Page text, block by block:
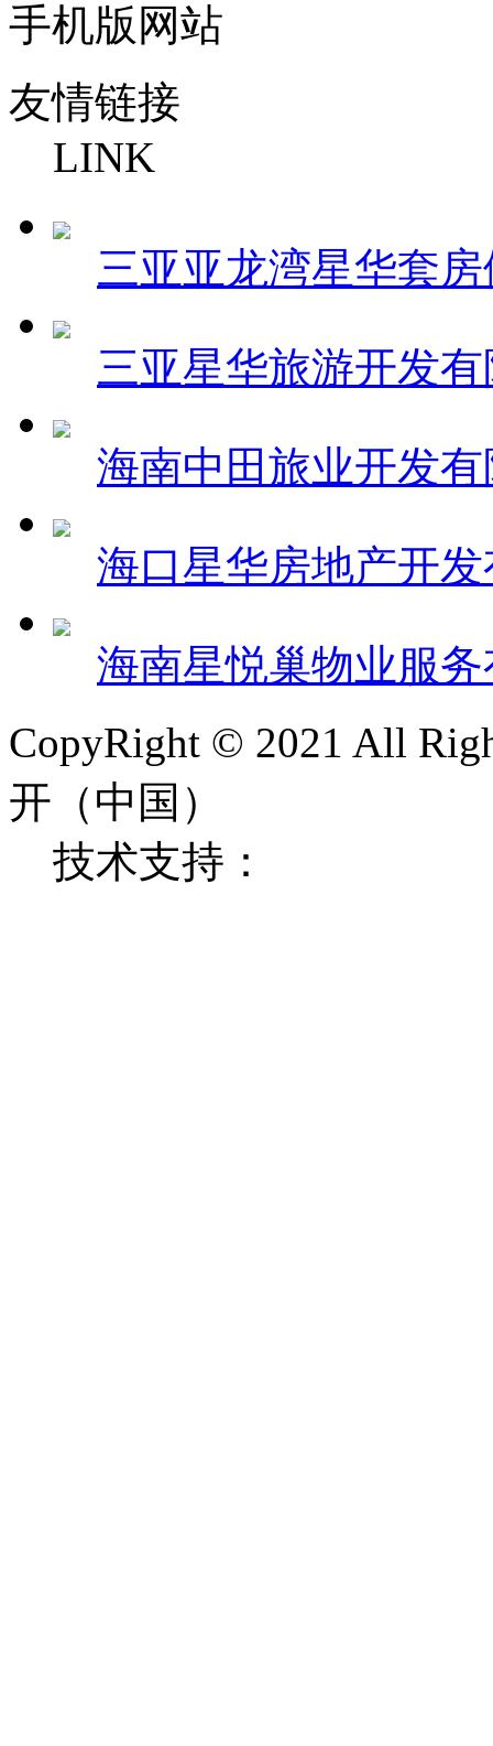
手机版网站
友情链接
LINK
三亚亚龙湾星华套
三亚星华旅游开发
海南中田旅业开发
海口星华房地产开
海南星悦巢物业服
CopyRight © 2021 All
开（中国）
技术支持：